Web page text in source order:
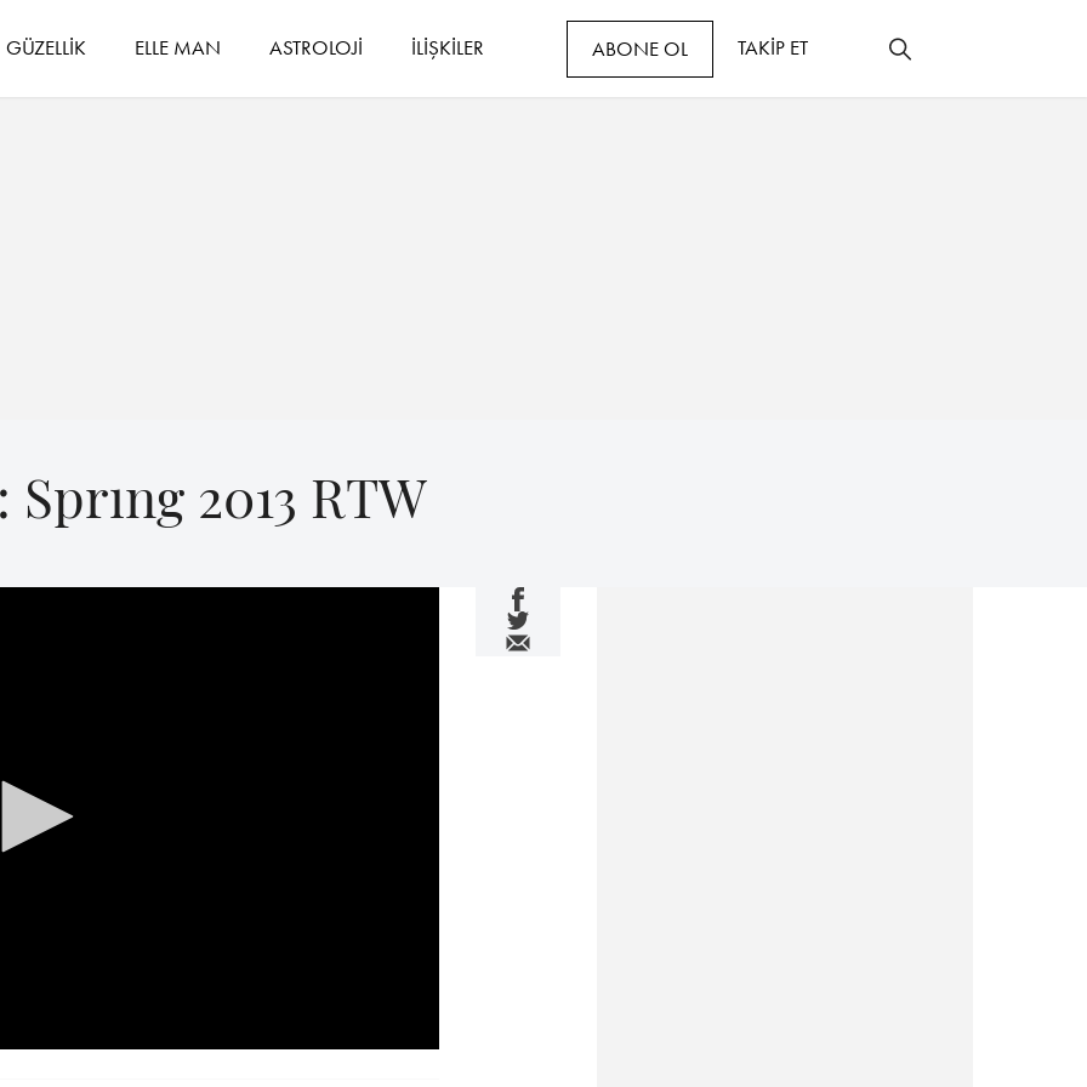
GÜZELLİK ELLE MAN ASTROLOJİ İLİŞKİLER ABONE OL TAKİP ET
2013 RTW